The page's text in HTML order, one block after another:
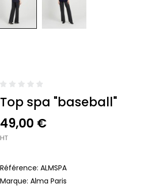
Top spa "baseball"
49,00 €
HT
Référence: ALMSPA
Marque: Alma Paris